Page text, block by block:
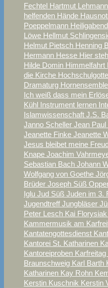
Fechtel Hartmut Lehmann
helfenden Hände
Poeppelmann Heiligabend
Löwe Hellmut
Helmut Pietsch Henning
Hermann Hesse Hier
Hilde Domin Himmelfahrt
die Kirche
Dramaturg
Ich weiß dass mein
Kühl Instrument lernen
Islamwissenschaft J.S.
Janno Scheller Jean Paul
Jeanette Finke Jeanette
Jesus bleibet meine
Knape Joachim
Sebastian Bach Johann
Wolfgang von Goethe
Brüder Joseph Süß
Iglu Jud Süß Juden im 3.
Jugendtreff Jungbläser
Peter Lesch Kai Florysiak
Kammermusik am
Kantatengottesdienst
Kantorei St. Katharinen
Kantoreiproben Karfreitag
Braunschweig Karl Barth
Katharinen Kay Rohn
Kerstin Kuschnik Kerstin